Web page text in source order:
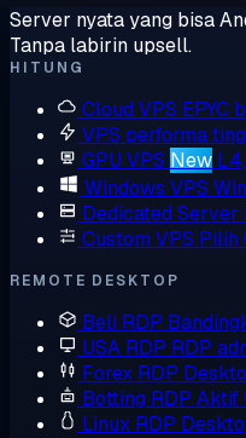
Server nyata yang bisa
Tanpa labirin upsell.
HITUNG
Cloud VPS EPYC
VPS performa
GPU VPS New
Windows VPS
Dedicated Server
Custom VPS Pilih
REMOTE DESKTOP
Beli RDP
USA RDP RDP
Forex RDP
Botting RDP Aktif
Linux RDP